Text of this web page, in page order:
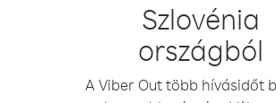
Szlovénia
országból
A Viber Out több hívásidőt